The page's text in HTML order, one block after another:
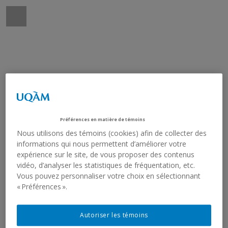
Préférences en matière de témoins
Nous utilisons des témoins (cookies) afin de collecter des
informations qui nous permettent d’améliorer votre
expérience sur le site, de vous proposer des contenus
vidéo, d’analyser les statistiques de fréquentation, etc.
Vous pouvez personnaliser votre choix en sélectionnant
« Préférences ».
Autoriser les témoins